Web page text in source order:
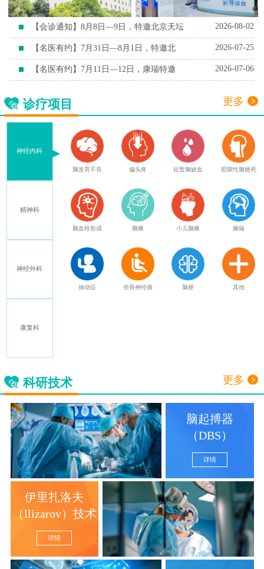
【会诊通知】8月8日—9日，特邀北京天坛 2026-08-02
【名医有约】7月31日—8月1日，特邀北 2026-07-25
【名医有约】7月11日—12日，康瑞特邀 2026-07-06
诊疗项目 更多
神经内科
精神科
神经外科
康复科
脑萎缩 脑出血后遗症 脑梗后遗症 脑外伤后遗症
老年痴呆 共济失调 帕金森 特发性震颤
脊髓损伤 截瘫 格林巴利 多发性硬化
科研技术 更多
脑起搏器
（DBS）
详情
伊里扎洛夫
（llizarov）技术
详情